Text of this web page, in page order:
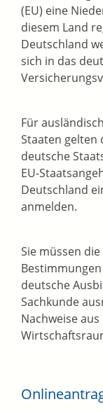
(EU) eine
diesem Land
Deutschland
sich in das
Für
Staaten gelten
deutsche
EU-
Deutschland
anmelden.
Sie müssen
deutsche
Sachkunde
Nachweise